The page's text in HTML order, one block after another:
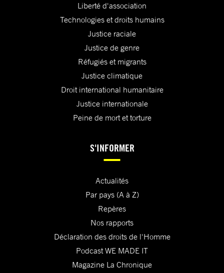
Liberté d'association
Technologies et droits humains
Justice raciale
Justice de genre
Réfugiés et migrants
Justice climatique
Droit international humanitaire
Justice internationale
Peine de mort et torture
S'INFORMER
Actualités
Par pays (A à Z)
Repères
Nos rapports
Déclaration des droits de l'Homme
Podcast WE MADE IT
Magazine La Chronique